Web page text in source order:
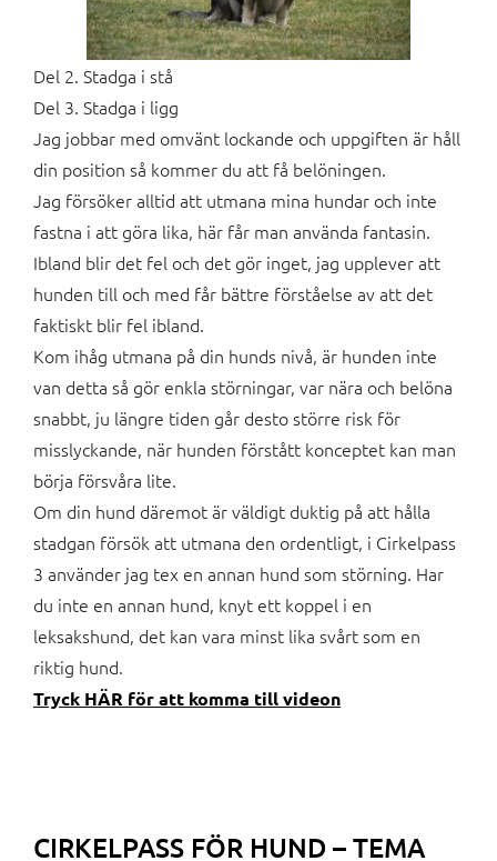
Del 2. Stadga i stå
Del 3. Stadga i ligg
Jag jobbar med omvänt lockande och uppgiften är håll
din position så kommer du att få belöningen.
Jag försöker alltid att utmana mina hundar och inte
fastna i att göra lika, här får man använda fantasin.
Ibland blir det fel och det gör inget, jag upplever att
hunden till och med får bättre förståelse av att det
faktiskt blir fel ibland.
Kom ihåg utmana på din hunds nivå, är hunden inte
van detta så gör enkla störningar, var nära och belöna
snabbt, ju längre tiden går desto större risk för
misslyckande, när hunden förstått konceptet kan man
börja försvåra lite.
Om din hund däremot är väldigt duktig på att hålla
stadgan försök att utmana den ordentligt, i Cirkelpass
3 använder jag tex en annan hund som störning. Har
du inte en annan hund, knyt ett koppel i en
leksakshund, det kan vara minst lika svårt som en
riktig hund.
Tryck HÄR för att komma till videon
CIRKELPASS FÖR HUND – TEMA